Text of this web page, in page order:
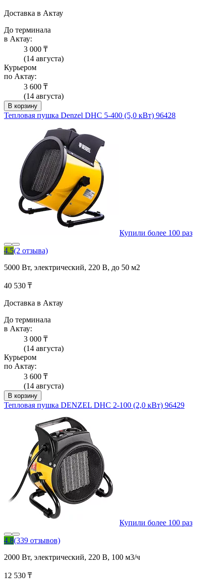
Доставка в Актау
До терминала
в Актау:
3 000 ₸
(14 августа)
Курьером
по Актау:
3 600 ₸
(14 августа)
В корзину
Тепловая пушка Denzel DHC 5-400 (5,0 кВт) 96428
Купили более 100 раз
4.5(2 отзыва)
5000 Вт, электрический, 220 В, до 50 м2
40 530 ₸
Доставка в Актау
До терминала
в Актау:
3 000 ₸
(14 августа)
Курьером
по Актау:
3 600 ₸
(14 августа)
В корзину
Тепловая пушка DENZEL DHC 2-100 (2,0 кВт) 96429
Купили более 100 раз
4.8(339 отзывов)
2000 Вт, электрический, 220 В, 100 м3/ч
12 530 ₸